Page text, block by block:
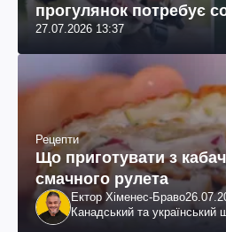
прогулянок потребує
27.07.2026 13:37
Рецепти
Що приготувати з
смачного рулета
Ектор Хіменес-Браво
Канадський та український